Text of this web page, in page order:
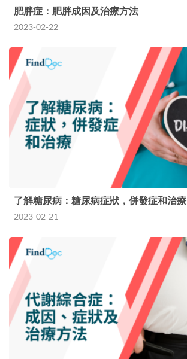
肥胖症：肥胖成因及治療方法
2023-02-22
了解糖尿病：糖尿病症狀，併發症和治療
2023-02-21